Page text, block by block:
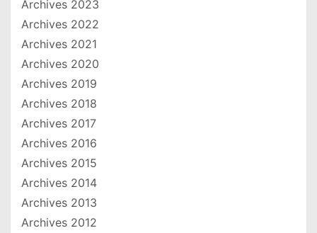
Archives 2023
Archives 2022
Archives 2021
Archives 2020
Archives 2019
Archives 2018
Archives 2017
Archives 2016
Archives 2015
Archives 2014
Archives 2013
Archives 2012